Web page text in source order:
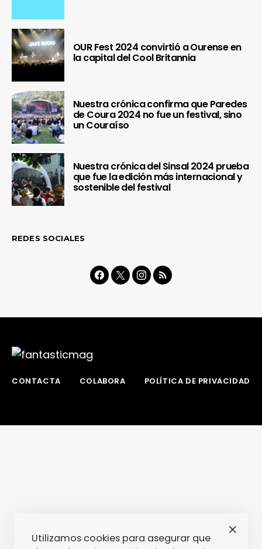
OUR Fest 2024 convirtió a Ourense en
la capital del Cool Britannia
Nuestra crónica confirma que Paredes
de Coura 2024 no fue un festival, sino
un Couraíso
Nuestra crónica del Sinsal 2024 prueba
que fue la edición más internacional y
sostenible del festival
REDES SOCIALES
CONTACTA COLABORA POLÍTICA DE PRIVACIDAD
Utilizamos cookies para asegurar que